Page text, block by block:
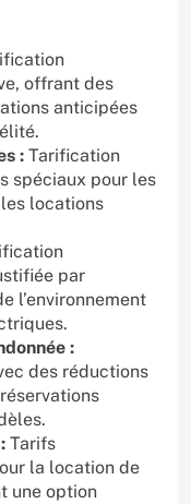
offrant des
anticipées
: Tarification
spéciaux pour les
locations
par
l’environnement
:
des réductions
Tarifs
la location de
une option